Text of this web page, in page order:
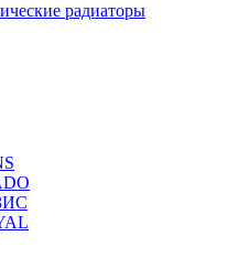
радиаторы